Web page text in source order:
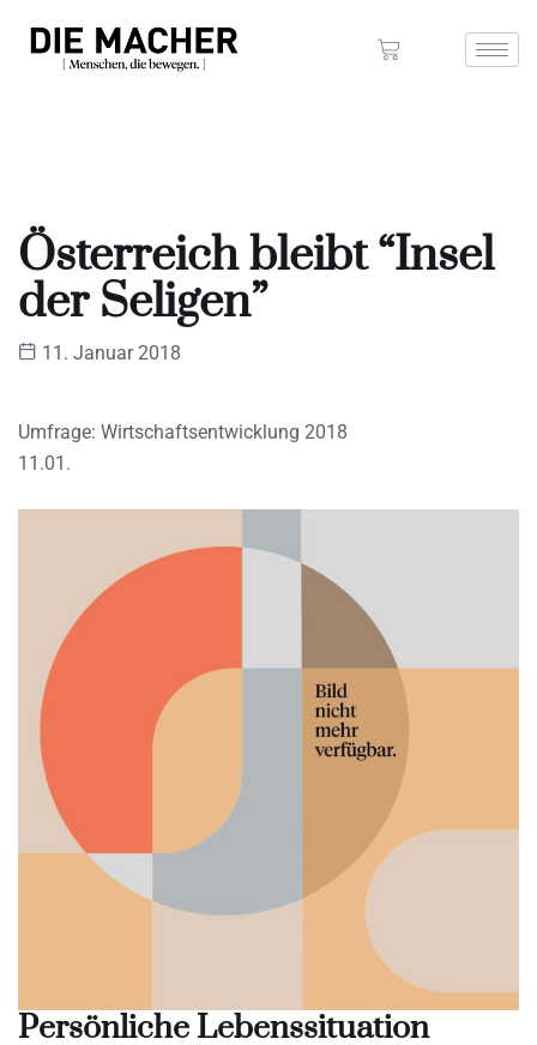
Österreich bleibt “Insel
der Seligen”
11. Januar 2018
Umfrage: Wirtschaftsentwicklung 2018
11.01.
Persönliche Lebenssituation